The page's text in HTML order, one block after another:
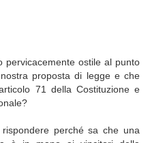
ostile al punto
proposta di legge e che
71 della Costituzione e
perché sa che una